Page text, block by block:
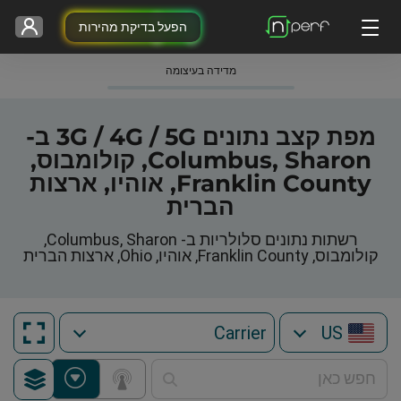
הפעל בדיקת מהירות
מדידה בעיצומה
מפת קצב נתונים 3G / 4G / 5G ב-
Columbus, Sharon, קולומבוס,
Franklin County, אוהיו, ארצות
הברית
רשתות נתונים סלולריות ב- Columbus, Sharon,
קולומבוס, Franklin County, אוהיו, Ohio, ארצות הברית
US